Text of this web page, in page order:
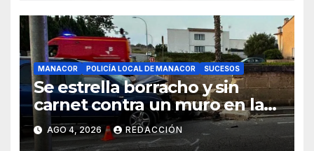
MANACOR POLICÍA LOCAL DE MANACOR SUCESOS
Se estrella borracho y sin
carnet contra un muro en la
ronda del Port de Manacor y
lo destroza
AGO 4, 2026 REDACCIÓN